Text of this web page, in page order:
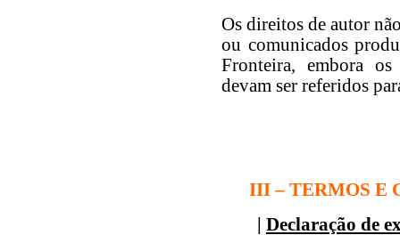
Os direitos de autor
ou comunicados
Fronteira, embora os
devam ser referidos
III – TERMOS E
Declaração de